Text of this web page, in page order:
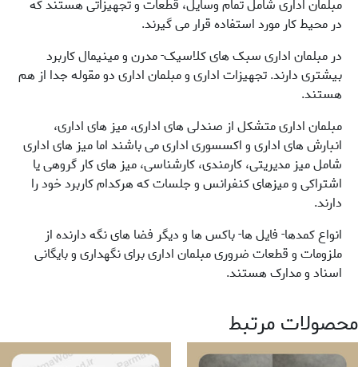
مبلمان اداری شامل تمام وسایل، قطعات و تجهیزاتی هستند که
در محیط کار مورد استفاده قرار می گیرند.
در مبلمان اداری سبک های کلاسیک- مدرن و مینیمال کاربرد
بیشتری دارند. تجهیزات اداری و مبلمان اداری دو مقوله جدا از هم
هستند.
مبلمان اداری متشکل از صندلی های اداری، میز های اداری،
انبارش های اداری و اکسسوری اداری می باشند اما میز های اداری
شامل میز مدیریتی، کارمندی، کارشناسی، میز های کار گروهی یا
اشتراکی و میزهای کنفرانس و جلسات که هرکدام کاربرد خود را
دارند.
انواع کمدها- فایل ها- باکس ها و دیگر فضا های نگه دارنده از
ملزومات و قطعات ضروری مبلمان اداری برای نگهداری و بایگانی
اسناد و مدارک هستند.
محصولات مرتبط